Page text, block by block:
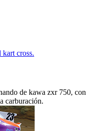
cross.
carburación.